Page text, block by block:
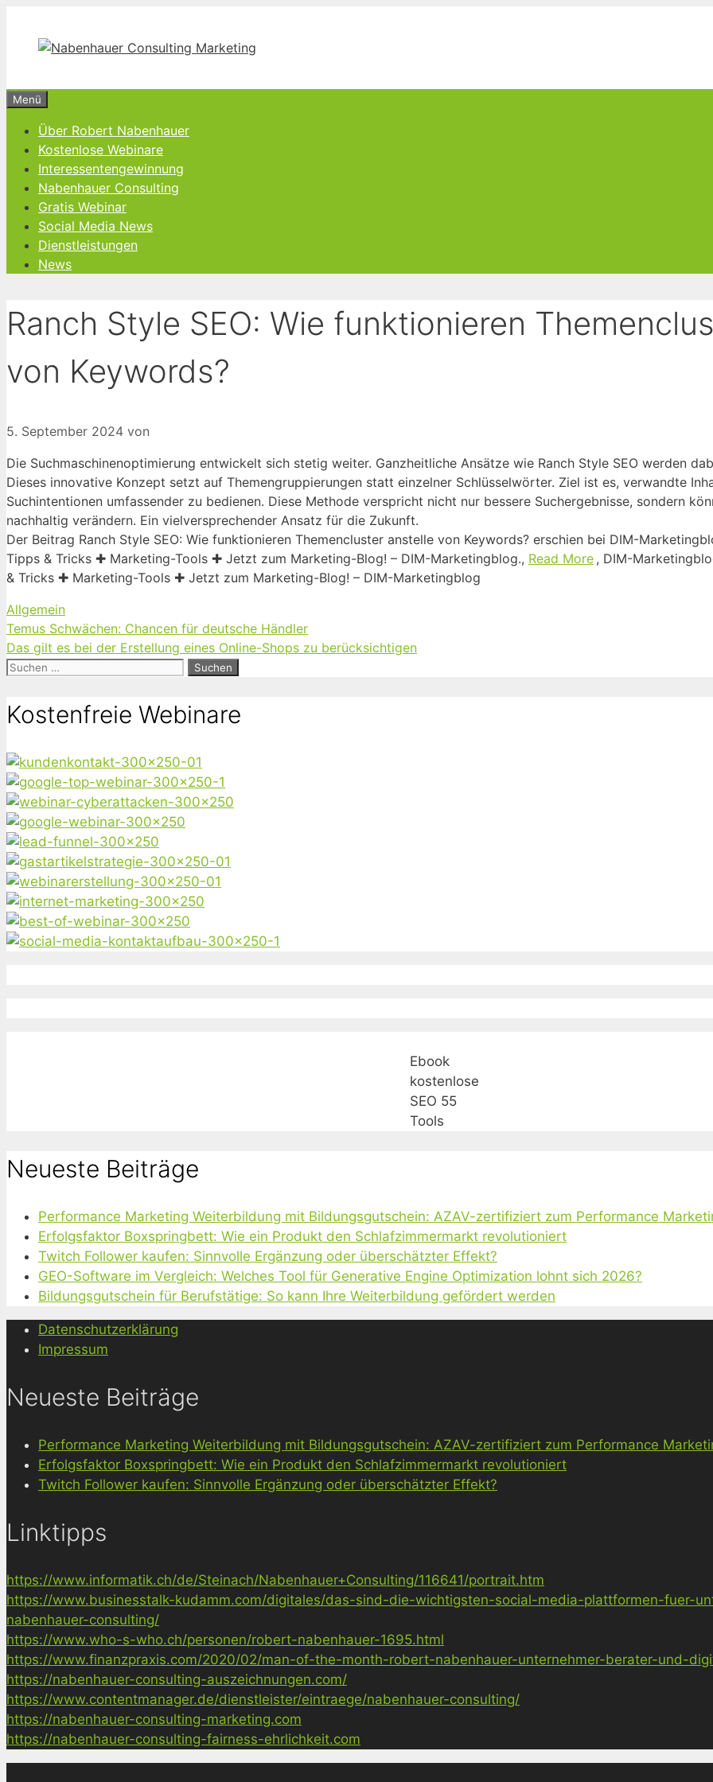
springen
Menü
Über Robert Nabenhauer
Kostenlose Webinare
Interessentengewinnung
Nabenhauer Consulting
Gratis Webinar
Social Media News
Dienstleistungen
News
Ranch Style SEO: Wie funktionieren
von Keywords?
5. September 2024 von
Die Suchmaschinenoptimierung entwickelt sich stetig weiter. Ganzheitliche Ansätze wie Ranch Style SEO werden
Dieses innovative Konzept setzt auf Themengruppierungen statt einzelner Schlüsselwörter. Ziel ist es, verwandte
Suchintentionen umfassender zu bedienen. Diese Methode verspricht nicht nur bessere Suchergebnisse, sondern
nachhaltig verändern. Ein vielversprechender Ansatz für die Zukunft.
Der Beitrag Ranch Style SEO: Wie funktionieren Themencluster anstelle von Keywords? erschien bei DIM-
Tipps & Tricks ✚ Marketing-Tools ✚ Jetzt zum Marketing-Blog! – DIM-Marketingblog., Read More , DIM-
& Tricks ✚ Marketing-Tools ✚ Jetzt zum Marketing-Blog! – DIM-Marketingblog
Kategorien
Allgemein
Temus Schwächen: Chancen für deutsche Händler
Das gilt es bei der Erstellung eines Online-Shops zu berücksichtigen
Suchen
Kostenfreie Webinare
Ebook
kostenlose
SEO 55
Tools
Neueste Beiträge
Performance Marketing Weiterbildung mit Bildungsgutschein: AZAV-zertifiziert zum Performance
Erfolgsfaktor Boxspringbett: Wie ein Produkt den Schlafzimmermarkt revolutioniert
Twitch Follower kaufen: Sinnvolle Ergänzung oder überschätzter Effekt?
GEO-Software im Vergleich: Welches Tool für Generative Engine Optimization lohnt sich 2026?
Bildungsgutschein für Berufstätige: So kann Ihre Weiterbildung gefördert werden
Datenschutzerklärung
Impressum
Neueste Beiträge
Performance Marketing Weiterbildung mit Bildungsgutschein: AZAV-zertifiziert zum Performance
Erfolgsfaktor Boxspringbett: Wie ein Produkt den Schlafzimmermarkt revolutioniert
Twitch Follower kaufen: Sinnvolle Ergänzung oder überschätzter Effekt?
Linktipps
https://www.informatik.ch/de/Steinach/Nabenhauer+Consulting/116641/portrait.htm
https://www.businesstalk-kudamm.com/digitales/das-sind-die-wichtigsten-social-media-plattformen-fuer-
nabenhauer-consulting/
https://www.who-s-who.ch/personen/robert-nabenhauer-1695.html
https://www.finanzpraxis.com/2020/02/man-of-the-month-robert-nabenhauer-unternehmer-berater-und-
https://nabenhauer-consulting-auszeichnungen.com/
https://www.contentmanager.de/dienstleister/eintraege/nabenhauer-consulting/
https://nabenhauer-consulting-marketing.com
https://nabenhauer-consulting-fairness-ehrlichkeit.com